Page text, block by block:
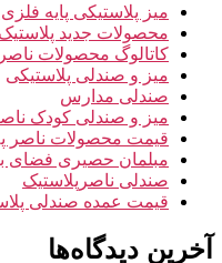
میز پلاستیکی پایه
محصولات جدید
کاتالوگ محصولات
میز و صندلی پلاستیکی
صندلی مدارس
میز و صندلی کودک
قیمت محصولات ناصر
مبلمان حصیری فضای
صندلی ناصرپلاستیک
قیمت عمده صندلی
آخرین دیدگاه‌ها